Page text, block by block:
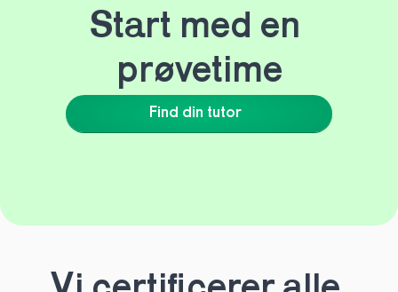
Find din tutor
Start med en
prøvetime